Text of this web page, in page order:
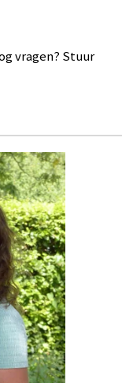
vragen? Stuur